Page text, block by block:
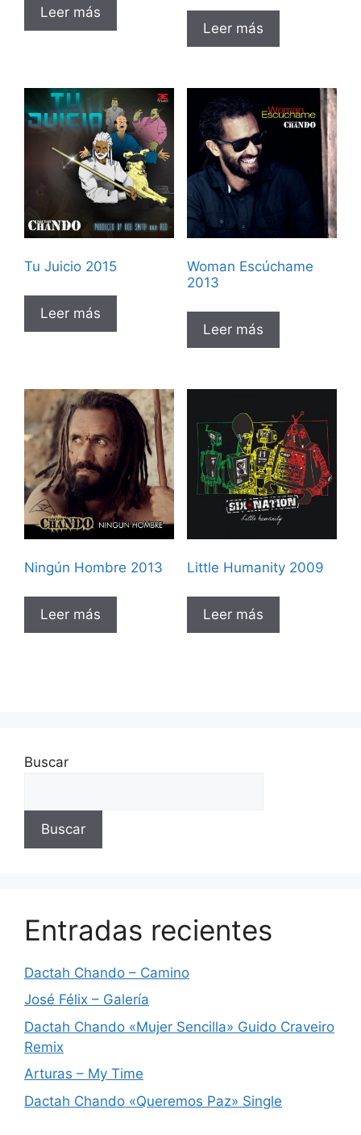
Leer más
Leer más
Tu Juicio 2015
Leer más
Woman Escúchame
2013
Leer más
Ningún Hombre 2013
Leer más
Little Humanity 2009
Leer más
Buscar
Buscar
Entradas recientes
Dactah Chando – Camino
José Félix – Galería
Dactah Chando «Mujer Sencilla» Guido Craveiro
Remix
Arturas – My Time
Dactah Chando «Queremos Paz» Single